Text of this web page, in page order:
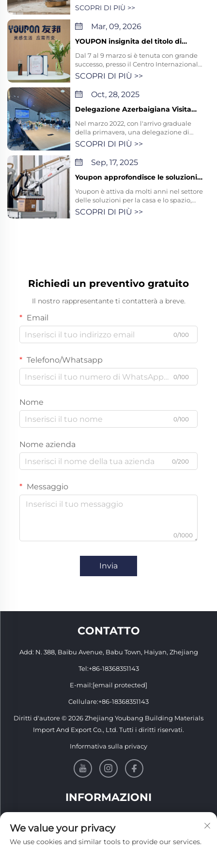
tecnologie innovative
dell’influenza domestica: controsoffitti e
provincia dello Zhejiang, YOUPON ha
ottenuto con successo il premio "Marca
riconosciuta di primo livello per
oltre 20 anni di profonda esperienza...
SCOPRI DI PIÙ >>
Mar, 09, 2026
YOUPON insignita del titolo di
evidenza alla Fiera della Nuova
Personalizzazione di Jiaxing 2026,
ridefinisce l'estetica degli
pareti, mobili e porte integrati
Dal 7 al 9 marzo si è tenuta con grande
successo, presso il Centro Internazionale
di Jiaxing, la 12ª Fiera Internazionale
Cinese (Jiaxing) della Nuova
Personalizzazione e dei Soffitti, Pareti,
Porte e Mobili Prefabbricati (di seguito
denominata "Fiera della Nuova
SCOPRI DI PIÙ >>
Oct, 28, 2025
Delegazione Azerbaigiana Visita
Potenziale di Cooperazione
Ricevono Alto Riconoscimento
Nel marzo 2022, con l'arrivo graduale
della primavera, una delegazione di
clienti azerbaigiani ha viaggiato per
migliaia di chilometri fino a Youpon per
un controllo e uno scambio sul posto
durato diversi giorni. Questa visita
transfrontaliera non ha solo
fondamentale per approfondire le
relazioni reciproche...
SCOPRI DI PIÙ >>
Sep, 17, 2025
Youpon approfondisce le soluzioni
forza della catena industriale
completa per prodotti premium
Youpon è attiva da molti anni nel settore
delle soluzioni per la casa e lo spazio,
guadagnandosi una solida reputazione
nella fornitura di prodotti di alta qualità
SCOPRI DI PIÙ >>
Richiedi un preventivo gratuito
Il nostro rappresentante ti contatterà a breve.
Email
0/100
Telefono/Whatsapp
0/100
Nome
0/100
Nome azienda
0/200
Messaggio
0/1000
Invia
CONTATTO
Add: N. 388, Baibu Avenue, Babu Town, Haiyan, Zhejiang
Tel:+86-18368351143
E-mail:[email protected]
Cellulare:+86-18368351143
Diritti d'autore © 2026 Zhejiang Youbang Building Materials
Import And Export Co., Ltd. Tutti i diritti riservati.
Informativa sulla privacy
INFORMAZIONI
We value your privacy
We use cookies and similar tools to provide our services.